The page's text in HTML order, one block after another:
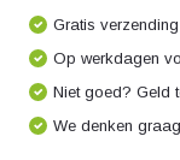
Gratis
Op werkdagen
Niet goed? Geld
We denken